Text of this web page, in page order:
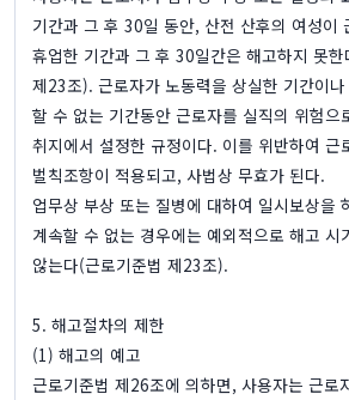
기간과 그 후 30일 동안, 산전 산후의 여성이
휴업한 기간과 그 후 30일간은 해고하지 못한
제23조). 근로자가 노동력을 상실한 기간이
할 수 없는 기간동안 근로자를 실직의 위험으
취지에서 설정한 규정이다. 이를 위반하여 근
벌칙조항이 적용되고, 사법상 무효가 된
업무상 부상 또는 질병에 대하여 일시보상을
계속할 수 없는 경우에는 예외적으로 해고 시
않는다(근로기준법 제23조).
5. 해고절차의 제한
(1) 해고의 예고
근로기준법 제26조에 의하면, 사용자는 근로